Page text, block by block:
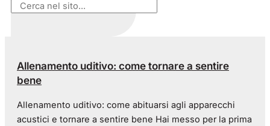
Allenamento uditivo: come tornare a sentire
bene
Allenamento uditivo: come abituarsi agli apparecchi
acustici e tornare a sentire bene Hai messo per la prima